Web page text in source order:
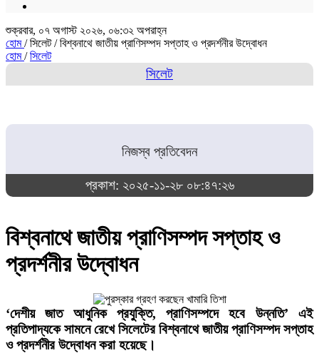
শুক্রবার, ০৭ অগাস্ট ২০২৬, ০৬:৩২ অপরাহ্ন
হোম/ সিলেট /বিশ্বনাথে জাতীয় প্রাণিসম্পদ সপ্তাহ ও প্রদর্শনীর উদ্বোধন
হোম/সিলেট
সিলেট
নিজস্ব প্রতিবেদন
প্রকাশ: ২০২৫-১১-২৮ ০৮:৪৭:২৬
বিশ্বনাথে জাতীয় প্রাণিসম্পদ সপ্তাহ ও
প্রদর্শনীর উদ্বোধন
‘দেশীয় জাত আধুনিক প্রযুক্তি, প্রাণিসম্পদে হবে উন্নতি’ এই
প্রতিপাদ্যকে সামনে রেখে সিলেটের বিশ্বনাথে জাতীয় প্রাণিসম্পদ সপ্তাহ
ও প্রদর্শনীর উদ্বোধন করা হয়েছে।